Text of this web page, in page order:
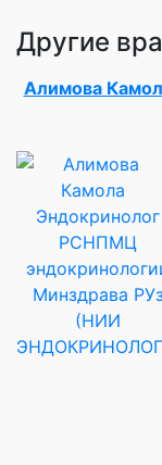
Другие
Алимова
Эндокринолог
РСНПМЦ
Минздрава
(НИИ